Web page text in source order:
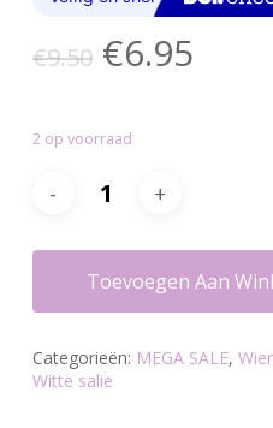
€9.50
was:
€9.50.
€6.95
2 op voorraad
Toevoegen Aan
Categorieën: MEGA SALE,
Witte salie